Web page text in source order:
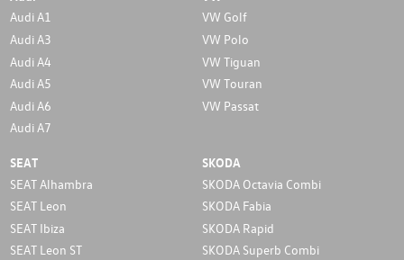
Audi A1
Audi A3
Audi A4
Audi A5
Audi A6
Audi A7
VW Golf
VW Polo
VW Tiguan
VW Touran
VW Passat
SEAT
SEAT Alhambra
SEAT Leon
SEAT Ibiza
SEAT Leon ST
SKODA
SKODA Octavia Combi
SKODA Fabia
SKODA Rapid
SKODA Superb Combi